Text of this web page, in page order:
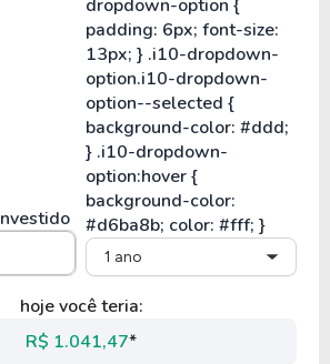
1 ano
hoje você teria:
R$ 1.041,47*